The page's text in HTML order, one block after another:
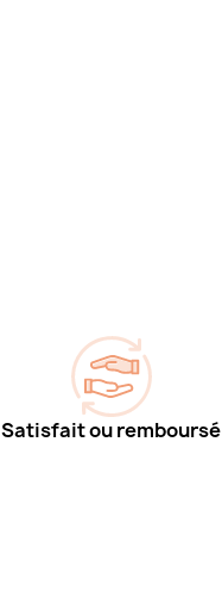
Satisfait ou remboursé